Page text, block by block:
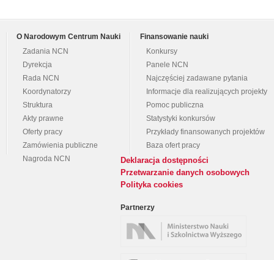
O Narodowym Centrum Nauki
Zadania NCN
Dyrekcja
Rada NCN
Koordynatorzy
Struktura
Akty prawne
Oferty pracy
Zamówienia publiczne
Nagroda NCN
Finansowanie nauki
Konkursy
Panele NCN
Najczęściej zadawane pytania
Informacje dla realizujących projekty
Pomoc publiczna
Statystyki konkursów
Przykłady finansowanych projektów
Baza ofert pracy
Deklaracja dostępności
Przetwarzanie danych osobowych
Polityka cookies
Partnerzy